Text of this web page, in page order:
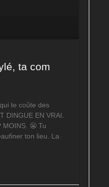
ta com
te coûte des
DINGUE EN VRAI.
MOINS. 😬 Tu
ton lieu. La